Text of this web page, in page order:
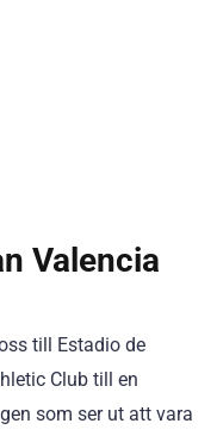
Valencia
till Estadio de
Club till en
som ser ut att vara